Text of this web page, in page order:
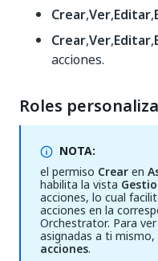
Crear,Ver,Editar,
Crear,Ver,Editar,
acciones.
Roles
NOTA:
el permiso Crearen
habilita la vista
acciones, lo cual
acciones en la
Orchestrator. Para
asignadas a ti
acciones.